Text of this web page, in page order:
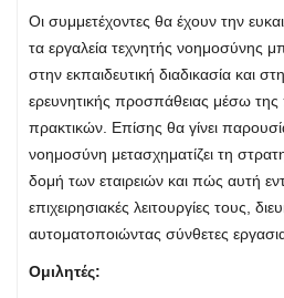
Οι συμμετέχοντες θα έχουν την
τα εργαλεία τεχνητής νοημοσύνης
στην εκπαιδευτική διαδικασία και
ερευνητικής προσπάθειας μέσω
πρακτικών. Επίσης θα γίνει
νοημοσύνη μετασχηματίζει τη
δομή των εταιρειών και πώς αυτή
επιχειρησιακές λειτουργίες τους,
αυτοματοποιώντας σύνθετες
Ομιλητές: